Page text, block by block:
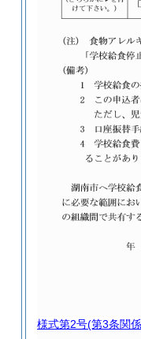
様式第2号(第3条関